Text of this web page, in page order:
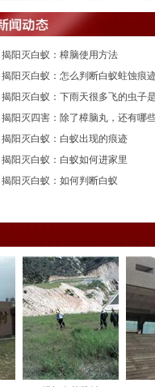
揭阳灭白蚁：樟脑使用方法
揭阳灭白蚁：怎么判断白蚁蛀蚀痕
揭阳灭白蚁：下雨天很多飞的虫子
揭阳灭四害：除了樟脑丸，还有哪
揭阳灭白蚁：白蚁出现的痕迹
揭阳灭白蚁：白蚁如何进家里
揭阳灭白蚁：如何判断白蚁